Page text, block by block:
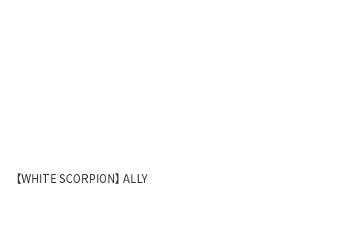
【WHITE SCORPION】 ALLY